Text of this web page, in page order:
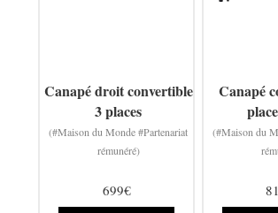
Canapé droit convertible
3 places
(#Maison du Monde #Partenariat
rémunéré)
699€
Canapé
(#Maison du